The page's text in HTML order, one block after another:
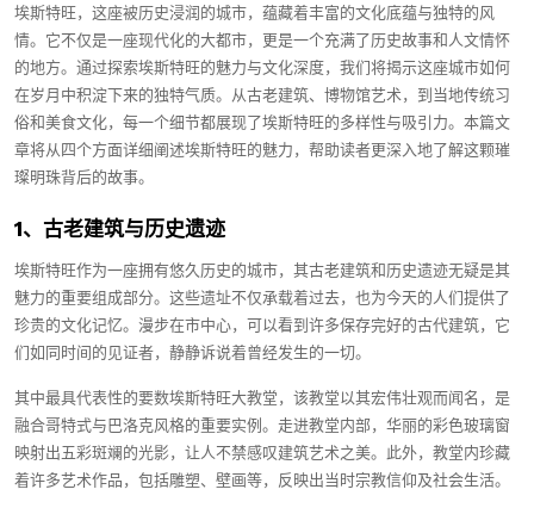
埃斯特旺，这座被历史浸润的城市，蕴藏着丰富的文化底蕴与独特的风
情。它不仅是一座现代化的大都市，更是一个充满了历史故事和人文情怀
的地方。通过探索埃斯特旺的魅力与文化深度，我们将揭示这座城市如何
在岁月中积淀下来的独特气质。从古老建筑、博物馆艺术，到当地传统习
俗和美食文化，每一个细节都展现了埃斯特旺的多样性与吸引力。本篇文
章将从四个方面详细阐述埃斯特旺的魅力，帮助读者更深入地了解这颗璀
璨明珠背后的故事。
1、古老建筑与历史遗迹
埃斯特旺作为一座拥有悠久历史的城市，其古老建筑和历史遗迹无疑是其
魅力的重要组成部分。这些遗址不仅承载着过去，也为今天的人们提供了
珍贵的文化记忆。漫步在市中心，可以看到许多保存完好的古代建筑，它
们如同时间的见证者，静静诉说着曾经发生的一切。
其中最具代表性的要数埃斯特旺大教堂，该教堂以其宏伟壮观而闻名，是
融合哥特式与巴洛克风格的重要实例。走进教堂内部，华丽的彩色玻璃窗
映射出五彩斑斓的光影，让人不禁感叹建筑艺术之美。此外，教堂内珍藏
着许多艺术作品，包括雕塑、壁画等，反映出当时宗教信仰及社会生活。